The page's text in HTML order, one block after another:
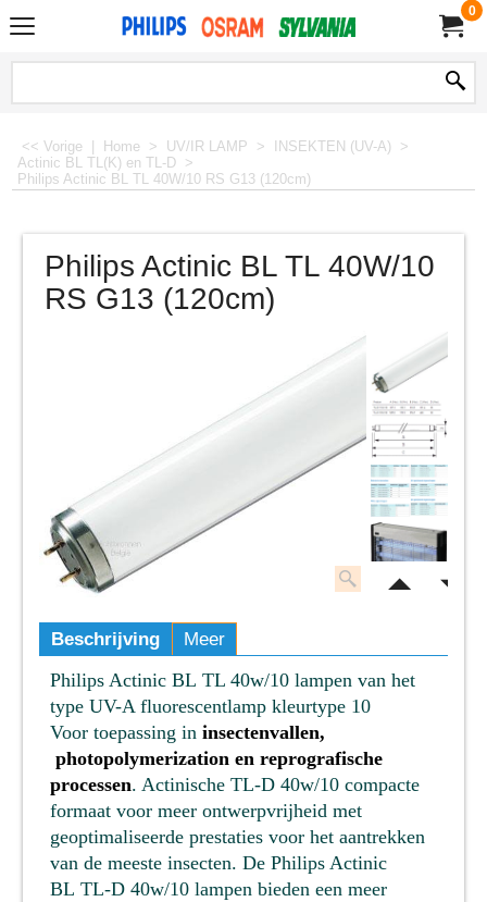
0
<< Vorige Home > UV/IR LAMP > INSEKTEN (UV-A) >
Actinic BL TL(K) en TL-D >
Philips Actinic BL TL 40W/10 RS G13 (120cm)
Philips Actinic BL TL 40W/10
RS G13 (120cm)
Beschrijving Meer
Philips Actinic BL TL 40w/10 lampen van het
type UV-A fluorescentlamp kleurtype 10
Voor toepassing in insectenvallen,
photopolymerization en reprografische
processen. Actinische TL-D 40w/10 compacte
formaat voor meer ontwerpvrijheid met
geoptimaliseerde prestaties voor het aantrekken
van de meeste insecten. De Philips Actinic
BL TL-D 40w/10 lampen bieden een meer